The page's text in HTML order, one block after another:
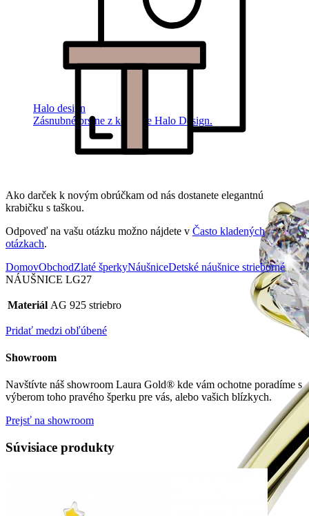
Halo design
Zásnubné prstne z kolekcie Halo Design.
Ako darček k novým obrúčkam od nás dostanete elegantnú
krabičku s taškou.
Odpoveď na vašu otázku možno nájdete v Často kladených
otázkach.
DomovObchodZlaté šperkyNáušniceDetské náušnice strieborné
NÁUŠNICE LG27
Materiál AG 925 striebro
Pridať medzi obľúbené
Showroom
Navštívte náš showroom Laura Gold® kde vám ochotne poradíme s
výberom toho pravého šperku pre vás, alebo vašich blízkych.
Prejsť na showroom
Súvisiace produkty